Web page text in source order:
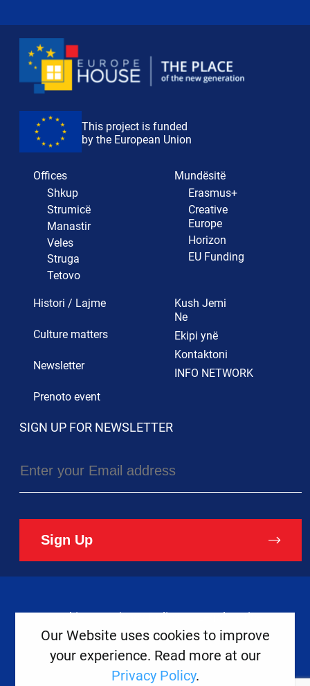
This project is funded
by the European Union
Offices
Shkup
Strumicë
Manastir
Veles
Struga
Tetovo
Mundësitë
Erasmus+
Creative
Europe
Horizon
EU Funding
Histori / Lajme
Culture matters
Newsletter
Prenoto event
Kush Jemi
Ne
Ekipi ynë
Kontaktoni
INFO NETWORK
SIGN UP FOR NEWSLETTER
Sign Up
Copyright ©2026Europe House
Cookies Privacy Policy Legal Notice
Our Website uses cookies to improve
your experience. Read more at our
Privacy Policy.